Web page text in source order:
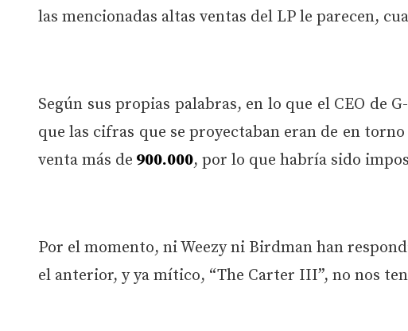
las mencionadas altas ventas del LP le parecen,
Según sus propias palabras, en lo que el CEO de
que las cifras que se proyectaban eran de en
venta más de 900.000, por lo que habría sido
Por el momento, ni Weezy ni Birdman han
el anterior, y ya mítico, “The Carter III”, no nos